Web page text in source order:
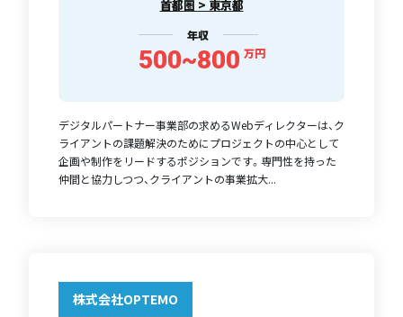
首都圏 > 東京都
年収
500~800 万円
デジタルパートナー事業部の求めるWebディレクターは、ク
ライアントの課題解決のためにプロジェクトの中心として
企画や制作をリードするポジションです。専門性を持った
仲間と協力しつつ、クライアントの事業拡大...
株式会社OPTEMO